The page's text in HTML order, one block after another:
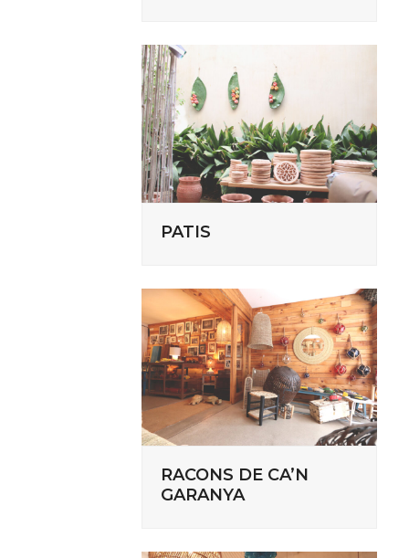
PATIS
RACONS DE CA’N
GARANYA